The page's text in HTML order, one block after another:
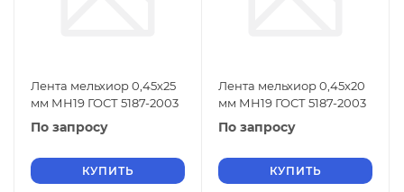
Лента мельхиор 0,45х25
мм МН19 ГОСТ 5187-2003
По запросу
КУПИТЬ
Лента мельхиор 0,45х20
мм МН19 ГОСТ 5187-2003
По запросу
КУПИТЬ